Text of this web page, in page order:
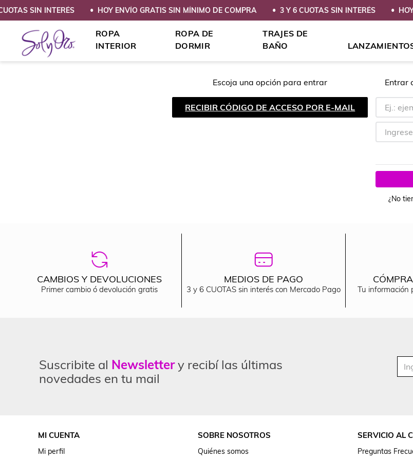
SIN INTERÉS HOY ENVÍO GRATIS SIN MÍNIMO DE COMPRA 3 Y 6 CUOTAS SIN INTERÉS
ROPA
INTERIOR
ROPA DE
DORMIR
TRAJES DE
BAÑO
Escoja una opción para entrar
RECIBIR CÓDIGO DE ACCESO POR E-MAIL
Entrar
¿No
CAMBIOS Y DEVOLUCIONES
Primer cambio ó devolución gratis
MEDIOS DE PAGO
3 y 6 CUOTAS sin interés con Mercado Pago Tu información
Suscribite al Newslettery recibí las últimas
novedades en tu mail
MI CUENTA
Mi perfil
SOBRE NOSOTROS
Quiénes somos
SERVICIO AL
Preguntas